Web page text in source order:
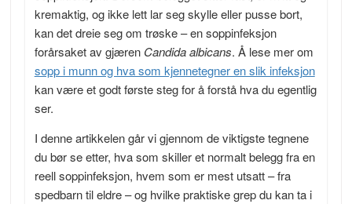
kremaktig, og ikke lett lar seg skylle eller pusse bort,
kan det dreie seg om trøske – en soppinfeksjon
forårsaket av gjæren Candida albicans. Å lese mer om
sopp i munn og hva som kjennetegner en slik infeksjon
kan være et godt første steg for å forstå hva du egentlig
ser.
I denne artikkelen går vi gjennom de viktigste tegnene
du bør se etter, hva som skiller et normalt belegg fra en
reell soppinfeksjon, hvem som er mest utsatt – fra
spedbarn til eldre – og hvilke praktiske grep du kan ta i